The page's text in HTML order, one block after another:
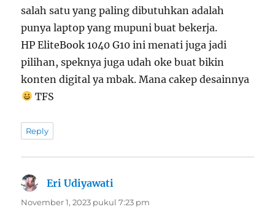
salah satu yang paling dibutuhkan adalah
punya laptop yang mupuni buat bekerja.
HP EliteBook 1040 G10 ini menati juga jadi
pilihan, speknya juga udah oke buat bikin
konten digital ya mbak. Mana cakep desainnya
TFS
Reply
Eri Udiyawati
November 1, 2023 pukul 7:23 pm